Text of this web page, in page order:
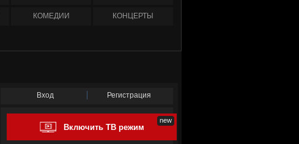
КОМЕДИИ КОНЦЕРТЫ
Вход Регистрация
Включить ТВ режим